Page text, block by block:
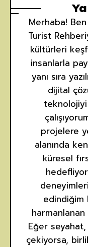
Merhaba!
Turist
kültürleri
insanlarla
yanı sıra
dijital
projelere
alanında
küresel
Eğer
çekiyorsa,